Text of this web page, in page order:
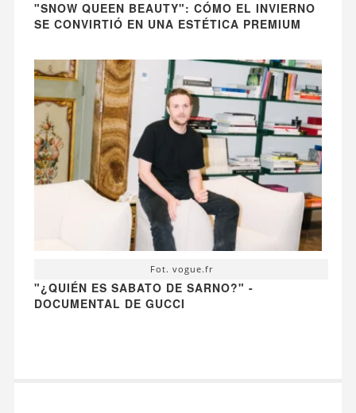
"SNOW QUEEN BEAUTY": CÓMO EL INVIERNO
SE CONVIRTIÓ EN UNA ESTÉTICA PREMIUM
Fot. vogue.fr
"¿QUIÉN ES SABATO DE SARNO?" -
DOCUMENTAL DE GUCCI